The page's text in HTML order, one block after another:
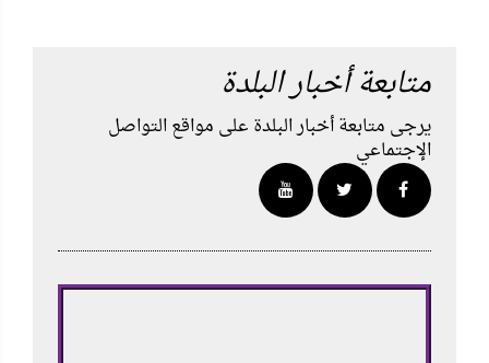
متابعة أخبار البلدة
يرجى متابعة أخبار البلدة على مواقع التواصل
الإجتماعي